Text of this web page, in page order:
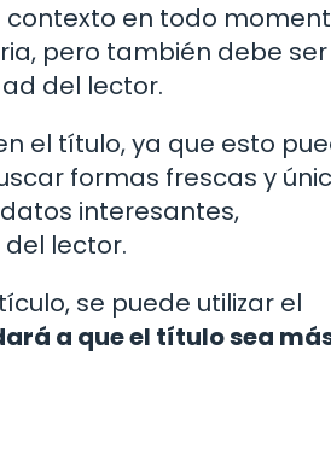
en todo
pero también debe ser
del lector.
el título, ya que esto
formas frescas y
interesantes,
lector.
se puede utilizar el
a que el título sea